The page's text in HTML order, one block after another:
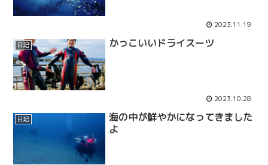
2023.11.19
日記 かっこいいドライスーツ
2023.10.28
日記
海の中が鮮やかになってきました
よ